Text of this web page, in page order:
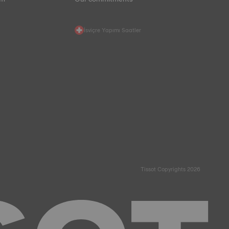
İsviçre Yapımı Saatler
Tissot Copyrights 2026